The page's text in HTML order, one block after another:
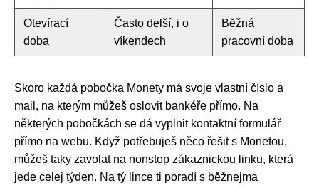
Otevírací
doba
Často delší, i o
víkendech
Běžná
pracovní doba
Skoro každá pobočka Monety má svoje vlastní číslo a
mail, na kterým můžeš oslovit bankéře přímo. Na
některých pobočkách se dá vyplnit kontaktní formulář
přímo na webu. Když potřebuješ něco řešit s Monetou,
můžeš taky zavolat na nonstop zákaznickou linku, která
jede celej týden. Na tý lince ti poradí s běžnejma